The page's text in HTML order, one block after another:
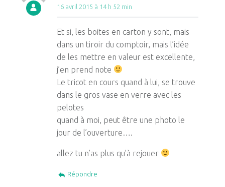
16 avril 2015 à 14 h 52 min
Et si, les boites en carton y sont, mais
dans un tiroir du comptoir, mais l’idée
de les mettre en valeur est excellente,
j’en prend note
Le tricot en cours quand à lui, se trouve
dans le gros vase en verre avec les
pelotes
quand à moi, peut être une photo le
jour de l’ouverture….
allez tu n’as plus qu’à rejouer
Répondre